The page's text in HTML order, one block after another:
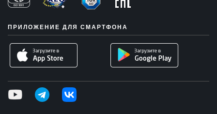
ПРИЛОЖЕНИЕ ДЛЯ СМАРТФОНА